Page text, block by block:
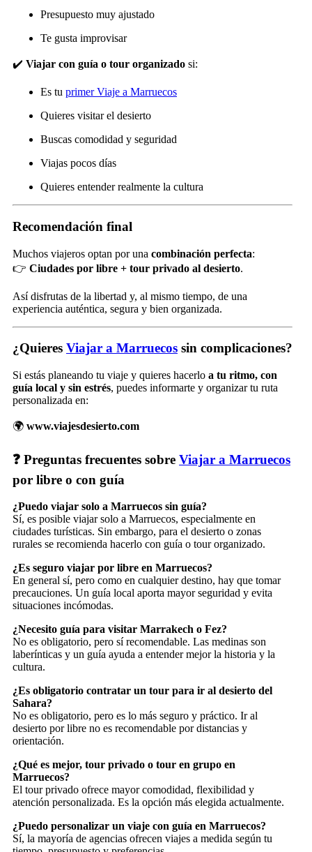
Presupuesto muy ajustado
Te gusta improvisar
✔️ Viajar con guía o tour organizado si:
Es tu primerViaje a Marruecos
Quieres visitar el desierto
Buscas comodidad y seguridad
Viajas pocos días
Quieres entender realmente la cultura
Recomendación final
Muchos viajeros optan por una combinación perfecta:
👉 Ciudades por libre + tour privado al desierto.
Así disfrutas de la libertad y, al mismo tiempo, de una
experiencia auténtica, segura y bien organizada.
¿Quieres Viajar a Marruecos sin complicaciones?
Si estás planeando tu viaje y quieres hacerlo a tu ritmo, con
guía local y sin estrés, puedes informarte y organizar tu ruta
personalizada en:
🌍 www.viajesdesierto.com
❓ Preguntas frecuentes sobre Viajar a Marruecos
por libre o con guía
¿Puedo viajar solo a Marruecos sin guía?
Sí, es posible viajar solo a Marruecos, especialmente en
ciudades turísticas. Sin embargo, para el desierto o zonas
rurales se recomienda hacerlo con guía o tour organizado.
¿Es seguro viajar por libre en Marruecos?
En general sí, pero como en cualquier destino, hay que tomar
precauciones. Un guía local aporta mayor seguridad y evita
situaciones incómodas.
¿Necesito guía para visitar Marrakech o Fez?
No es obligatorio, pero sí recomendable. Las medinas son
laberínticas y un guía ayuda a entender mejor la historia y la
cultura.
¿Es obligatorio contratar un tour para ir al desierto del
Sahara?
No es obligatorio, pero es lo más seguro y práctico. Ir al
desierto por libre no es recomendable por distancias y
orientación.
¿Qué es mejor, tour privado o tour en grupo en
Marruecos?
El tour privado ofrece mayor comodidad, flexibilidad y
atención personalizada. Es la opción más elegida actualmente.
¿Puedo personalizar un viaje con guía en Marruecos?
Sí, la mayoría de agencias ofrecen viajes a medida según tu